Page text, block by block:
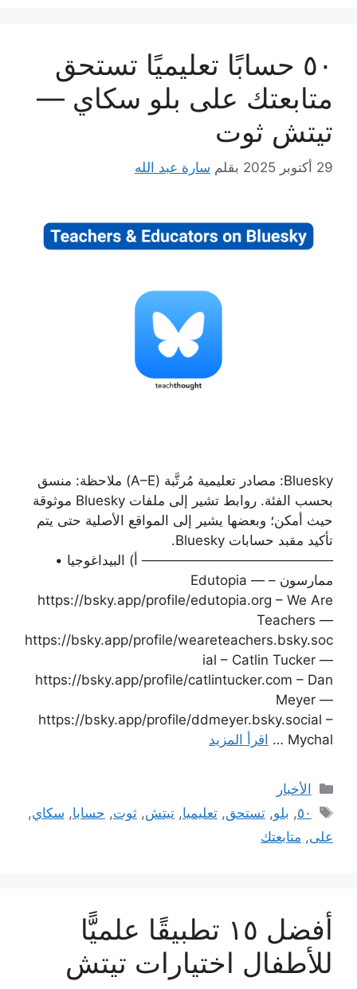
٥٠ حسابًا تعليميًا تستحق
متابعتك على بلو سكاي —
تيتش ثوت
29 أكتوبر 2025 بقلم سارة عبد الله
Bluesky: مصادر تعليمية مُرتَّبة (A–E) ملاحظة: منسق
بحسب الفئة. روابط تشير إلى ملفات Bluesky موثوقة
حيث أمكن؛ وبعضها يشير إلى المواقع الأصلية حتى يتم
تأكيد مقبد حسابات Bluesky.
──────────────────── أ) البيداغوجيا •
ممارسون – Edutopia —
https://bsky.app/profile/edutopia.org – We Are
Teachers —
https://bsky.app/profile/weareteachers.bsky.soc
ial – Catlin Tucker —
https://bsky.app/profile/catlintucker.com – Dan
Meyer —
https://bsky.app/profile/ddmeyer.bsky.social –
Mychal …
اقرأ المزيد
التصنيفات
الأخبار
الوسوم
٥٠, بلو,تستحق,تعليميا,تيتش,ثوت, حسابا, سكاي,
على, متابعتك
أفضل ١٥ تطبيقًا علميًّا
للأطفال اختيارات تيتش